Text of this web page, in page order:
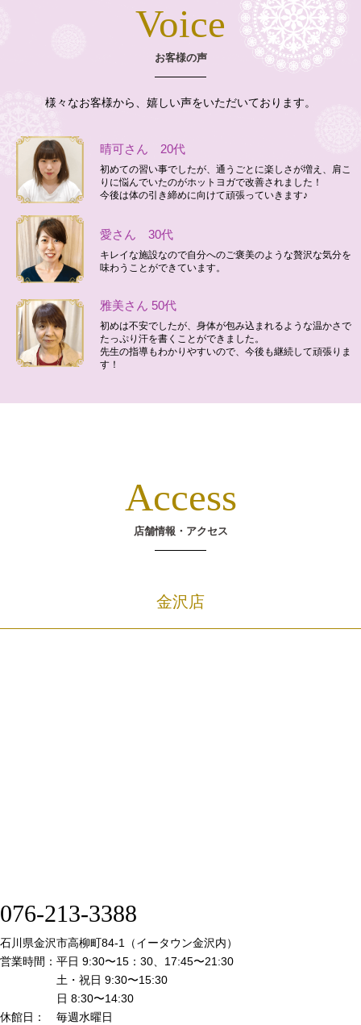
Voice
お客様の声
様々なお客様から、嬉しい声をいただいております。
晴可さん 20代
初めての習い事でしたが、通うごとに楽しさが増え、肩こ
りに悩んでいたのがホットヨガで改善されました！
今後は体の引き締めに向けて頑張っていきます♪
愛さん 30代
キレイな施設なので自分へのご褒美のような贅沢な気分を
味わうことができています。
雅美さん 50代
初めは不安でしたが、身体が包み込まれるような温かさで
たっぷり汗を書くことができました。
先生の指導もわかりやすいので、今後も継続して頑張りま
す！
Access
店舗情報・アクセス
金沢店
076-213-3388
石川県金沢市高柳町84-1（イータウン金沢内）
営業時間： 平日 9:30〜15：30、17:45〜21:30
土・祝日 9:30〜15:30
日 8:30〜14:30
休館日：
毎週水曜日